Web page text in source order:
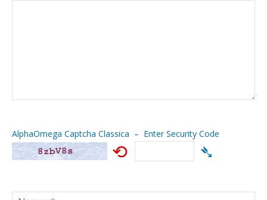
AlphaOmega Captcha Classica – Enter Security Code
⟲ ➴